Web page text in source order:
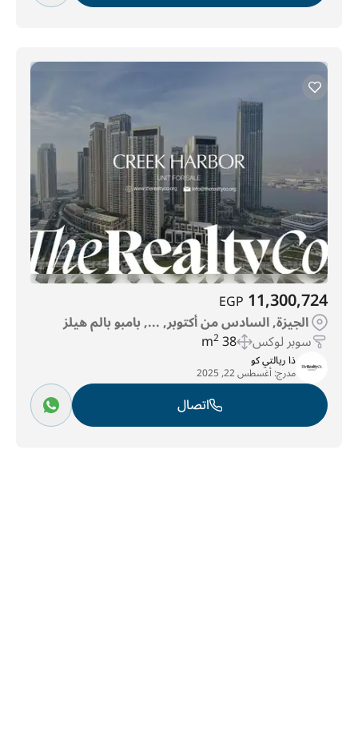
11,300,724
EGP
الجيزة, السادس من أكتوبر, ..., بامبو بالم هيلز
سوبر لوكس 38 m
2
ذا ريالتي كو
مدرج:أغسطس 22, 2025
اتصال